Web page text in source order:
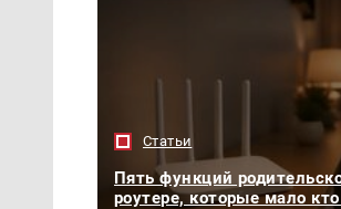
Статьи
Пять функций
роутере, которые мало